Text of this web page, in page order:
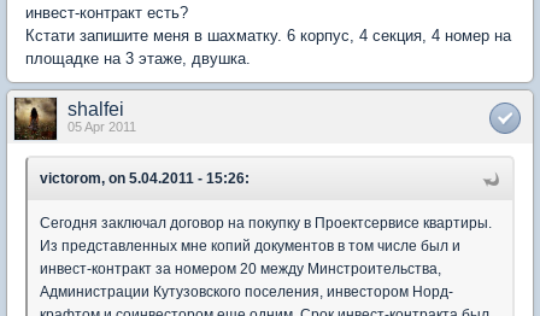
инвест-контракт есть?
Кстати запишите меня в шахматку. 6 корпус, 4 секция, 4 номер на
площадке на 3 этаже, двушка.
shalfei
05 Apr 2011
victorom, on 5.04.2011 - 15:26:
Сегодня заключал договор на покупку в Проектсервисе квартиры.
Из представленных мне копий документов в том числе был и
инвест-контракт за номером 20 между Минстроительства,
Администрации Кутузовского поселения, инвестором Норд-